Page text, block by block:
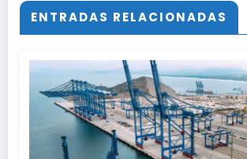
ENTRADAS RELACIONADAS